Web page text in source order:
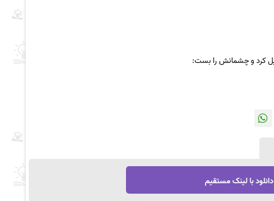
کرد و چشمانش را بست:
دانلود با لینک مستقیم